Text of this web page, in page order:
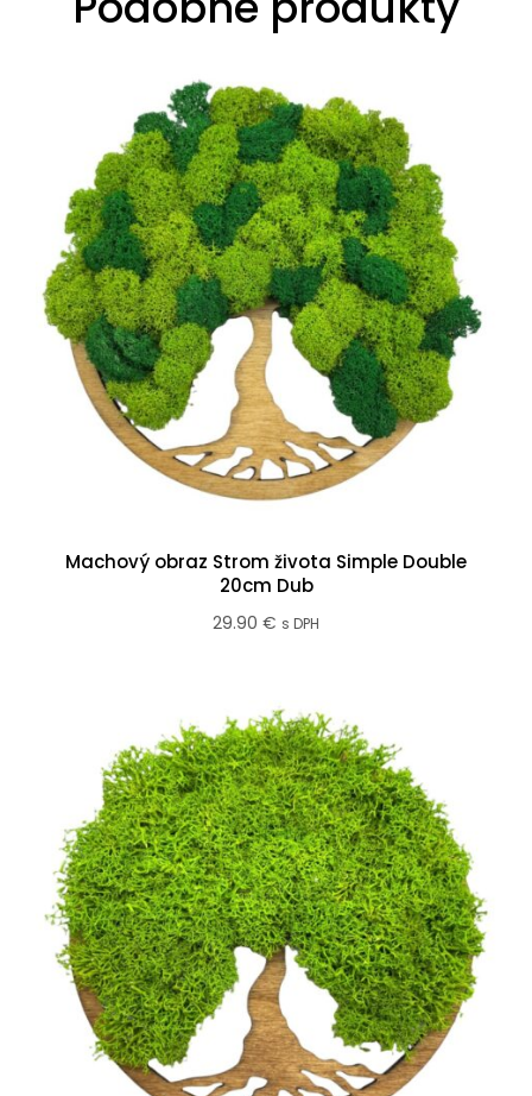
Machový obraz Strom života Simple Double
20cm Dub
29.90 € s DPH